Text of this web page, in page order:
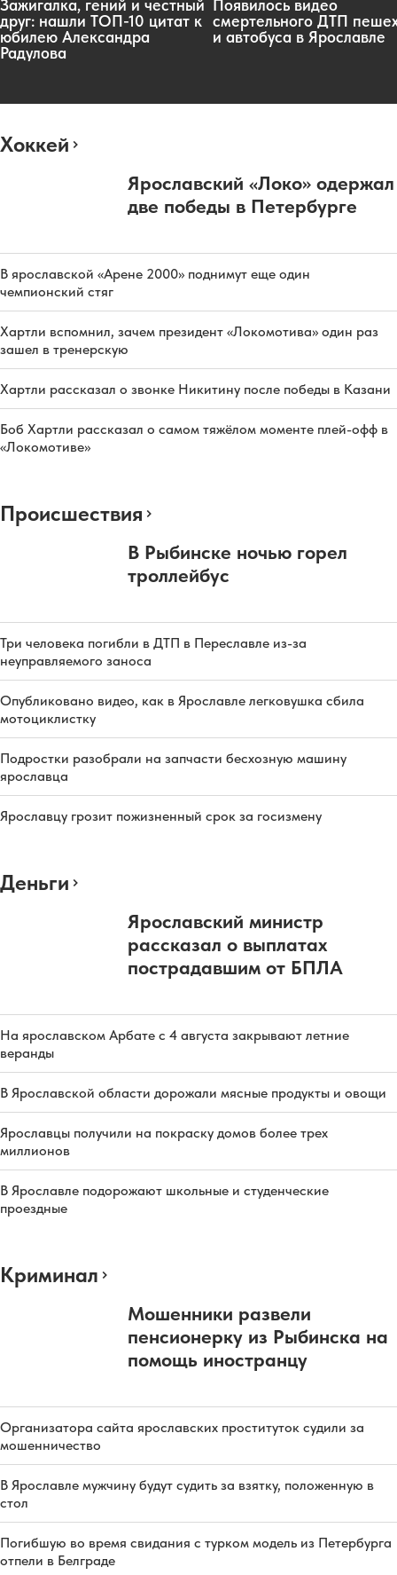
Зажигалка, гений и честный
друг: нашли ТОП-10 цитат к
юбилею Александра
Радулова
Появилось видео
смертельного ДТП
и автобуса в Ярославле
Хоккей
Ярославский «Локо» одержал
две победы в Петербурге
В ярославской «Арене 2000» поднимут еще один
чемпионский стяг
Хартли вспомнил, зачем президент «Локомотива» один раз
зашел в тренерскую
Хартли рассказал о звонке Никитину после победы в Казани
Боб Хартли рассказал о самом тяжёлом моменте плей-офф в
«Локомотиве»
Происшествия
В Рыбинске ночью горел
троллейбус
Три человека погибли в ДТП в Переславле из-за
неуправляемого заноса
Опубликовано видео, как в Ярославле легковушка сбила
мотоциклистку
Подростки разобрали на запчасти бесхозную машину
ярославца
Ярославцу грозит пожизненный срок за госизмену
Деньги
Ярославский министр
рассказал о выплатах
пострадавшим от БПЛА
На ярославском Арбате с 4 августа закрывают летние
веранды
В Ярославской области дорожали мясные продукты и овощи
Ярославцы получили на покраску домов более трех
миллионов
В Ярославле подорожают школьные и студенческие
проездные
Криминал
Мошенники развели
пенсионерку из Рыбинска на
помощь иностранцу
Организатора сайта ярославских проституток судили за
мошенничество
В Ярославле мужчину будут судить за взятку, положенную в
стол
Погибшую во время свидания с турком модель из Петербурга
отпели в Белграде